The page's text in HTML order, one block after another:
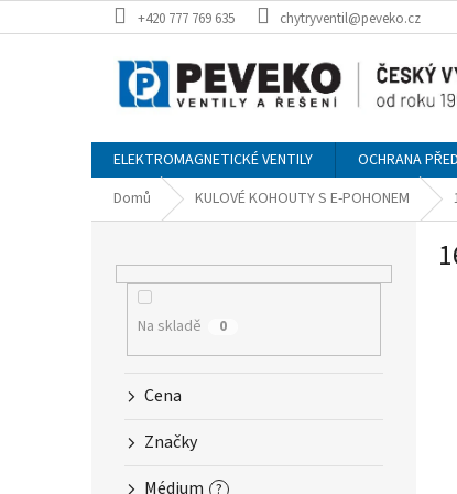
na
+420 777 769 635 chytryventil@peveko.cz
ELEKTROMAGNETICKÉ VENTILY OCHRANA
Domů
KULOVÉ KOHOUTY S E-POHONEM
Na skladě 0
Cena
Značky
Médium ?